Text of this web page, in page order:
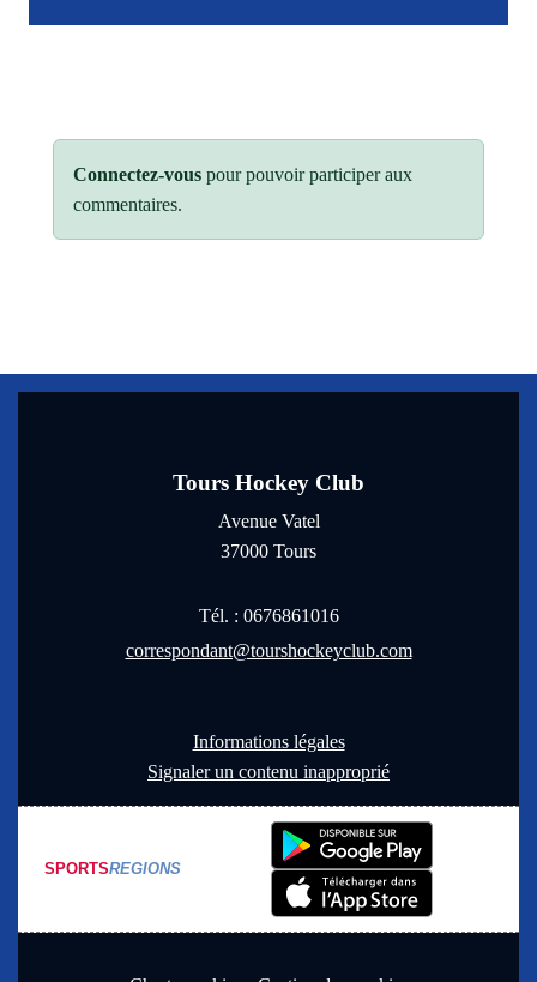
Connectez-vous pour pouvoir participer aux
commentaires.
Tours Hockey Club
Avenue Vatel
37000 Tours
Tél. : 0676861016
correspondant@tourshockeyclub.com
Informations légales
Signaler un contenu inapproprié
SPORTSREGIONS